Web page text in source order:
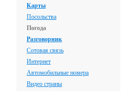
Карты
Посольства
Погода
Разговорник
Сотовая связь
Интернет
Автомобильные номера
Видео страны